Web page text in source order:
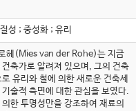
성 ; 중성화 ; 유리
헤(Mies van der Rohe)는 지금
축가로 알려져 있으며, 그의 건축
유리와 철에 의한 새로운 건축세
술적 측면에 대한 관심을 보였다.
한 투명성만을 강조하여 재료의